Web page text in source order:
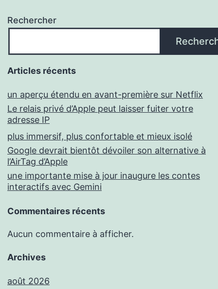
Rechercher
Articles récents
un aperçu étendu en avant-première sur Netflix
Le relais privé d’Apple peut laisser fuiter votre
adresse IP
plus immersif, plus confortable et mieux isolé
Google devrait bientôt dévoiler son alternative à
l’AirTag d’Apple
une importante mise à jour inaugure les contes
interactifs avec Gemini
Commentaires récents
Aucun commentaire à afficher.
Archives
août 2026